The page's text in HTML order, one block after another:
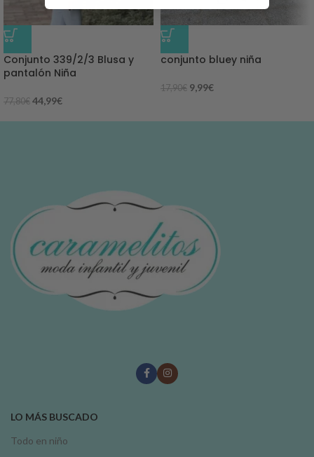
-42%
Conjunto 339/2/3 Blusa y
pantalón Niña
77,80€ 44,99€
-44%
conjunto bluey niña
17,90€ 9,99€
LO MÁS BUSCADO
Todo en niño